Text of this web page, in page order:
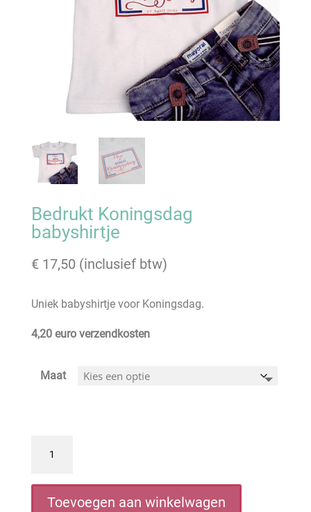
Bedrukt Koningsdag
babyshirtje
€ 17,50 (inclusief btw)
Uniek babyshirtje voor Koningsdag.
4,20 euro verzendkosten
Maat
babyshirtje
aantal
Toevoegen aan winkelwagen